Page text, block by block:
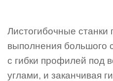
Листогибочные
выполнения большого
с гибки профилей под
углами, и заканчивая